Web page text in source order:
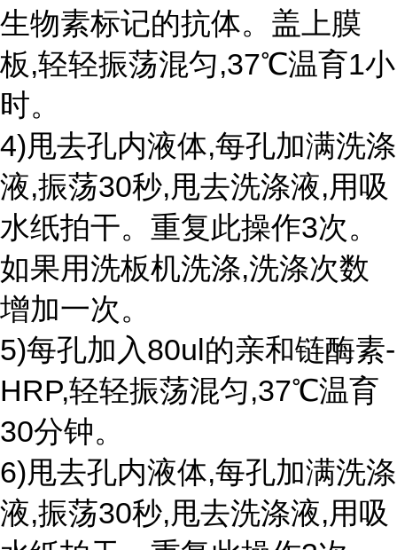
生物素标记的抗体。盖上膜
板,轻轻振荡混匀,37℃温育1小
时。
4)甩去孔内液体,每孔加满洗涤
液,振荡30秒,甩去洗涤液,用吸
水纸拍干。重复此操作3次。
如果用洗板机洗涤,洗涤次数
增加一次。
5)每孔加入80ul的亲和链酶素-
HRP,轻轻振荡混匀,37℃温育
30分钟。
6)甩去孔内液体,每孔加满洗涤
液,振荡30秒,甩去洗涤液,用吸